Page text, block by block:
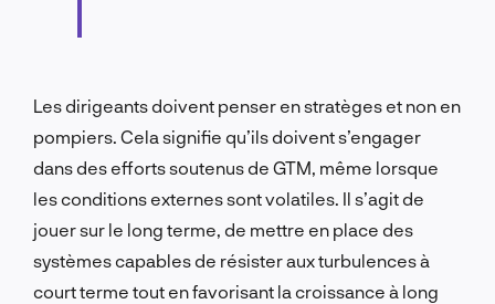
Les dirigeants doivent penser en stratèges et non en
pompiers. Cela signifie qu’ils doivent s’engager
dans des efforts soutenus de GTM, même lorsque
les conditions externes sont volatiles. Il s’agit de
jouer sur le long terme, de mettre en place des
systèmes capables de résister aux turbulences à
court terme tout en favorisant la croissance à long